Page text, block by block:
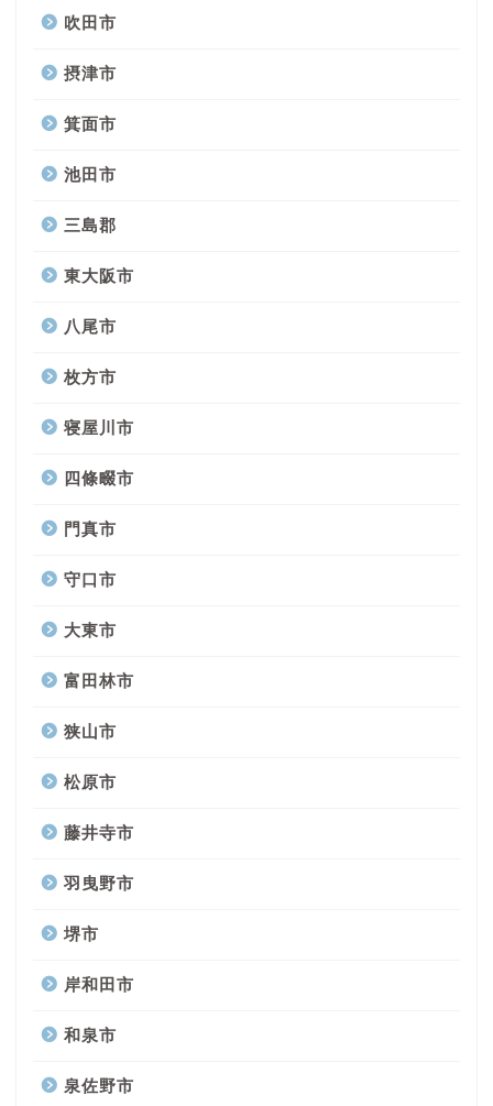
吹田市
摂津市
箕面市
池田市
三島郡
東大阪市
八尾市
枚方市
寝屋川市
四條畷市
門真市
守口市
大東市
富田林市
狭山市
松原市
藤井寺市
羽曳野市
堺市
岸和田市
和泉市
泉佐野市